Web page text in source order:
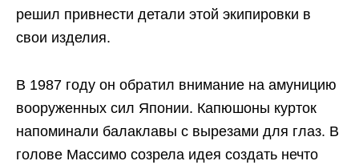
решил привнести детали этой экипировки в
свои изделия.
В 1987 году он обратил внимание на амуницию
вооруженных сил Японии. Капюшоны курток
напоминали балаклавы с вырезами для глаз. В
голове Массимо созрела идея создать нечто